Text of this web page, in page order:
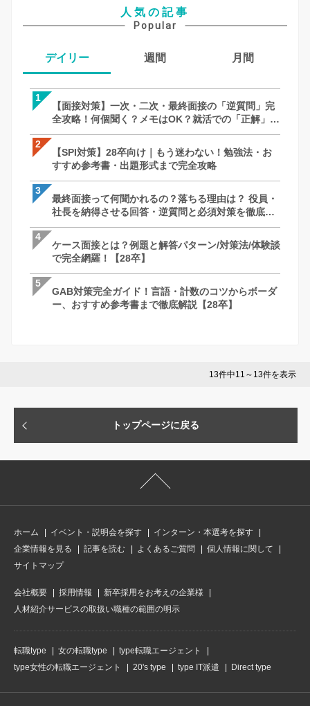
人気の記事
Popular
デイリー
1
【面接対策】一次・二次・最終面接の「逆質問」完
全攻略！何個聞く？メモはOK？就活での「正解」を
徹底解説｜27卒・28卒向け
2
【SPI対策】28卒向け｜もう迷わない！勉強法・お
すすめ参考書・出題形式まで完全攻略
3
最終面接って何聞かれるの？落ちる理由は？ 役員・
社長を納得させる回答・逆質問と必須対策を徹底解
説
4
ケース面接とは？例題と解答パターン/対策法/体験談
で完全網羅！【28卒】
5
GAB対策完全ガイド！言語・計数のコツからボーダ
ー、おすすめ参考書まで徹底解説【28卒】
週間
【SPI対策】28卒向け｜もう迷わない！
すすめ参考書・出題形式まで完全攻略
【面接対策】一次・二次・最終面接の「
全攻略！何個聞く？メモはOK？就活での
徹底解説｜27卒・28卒向け
最終面接って何聞かれるの？落ちる理由
社長を納得させる回答・逆質問と必須対
説
ケース面接とは？例題と解答パターン/対
で完全網羅！【28卒】
GAB対策完全ガイド！言語・計数のコツ
ー、おすすめ参考書まで徹底解説【28卒
月間
【面接対策】一次・二次・最終面接の「
全攻略！何個聞く？メモはOK？就活での
徹底解説｜27卒・28卒向け
【SPI対策】28卒向け｜もう迷わない！
すすめ参考書・出題形式まで完全攻略
ケース面接とは？例題と解答パターン/対
で完全網羅！【28卒】
最終面接って何聞かれるの？落ちる理由
社長を納得させる回答・逆質問と必須対
説
苦手な人がいたときはどうしますか？ ー
さとコツ
13件中11～13件を表示
トップページに戻る
ホーム イベント・説明会を探す
インターン・本選考を探す
企業情報を見る
記事を読む よくあるご質問
個人情報に関して
サイトマップ
会社概要 採用情報
新卒採用をお考えの企業様
人材紹介サービスの取扱い職種の範囲の明示
転職type 女の転職type
type転職エージェント
type女性の転職エージェント
20's type type IT派遣 Direct type